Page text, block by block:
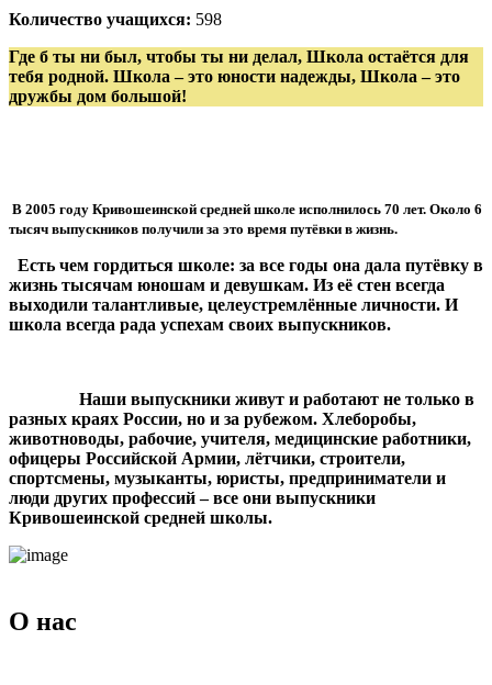
Количество учащихся: 598
Где б ты ни был, чтобы ты ни делал, Школа остаётся для
тебя родной. Школа – это юности надежды, Школа – это
дружбы дом большой!
В 2005 году Кривошеинской средней школе исполнилось 70 лет. Около 6
тысяч выпускников получили за это время путёвки в жизнь.
Есть чем гордиться школе: за все годы она дала путёвку в
жизнь тысячам юношам и девушкам. Из её стен всегда
выходили талантливые, целеустремлённые личности. И
школа всегда рада успехам своих выпускников.
Наши выпускники живут и работают не только в
разных краях России, но и за рубежом. Хлеборобы,
животноводы, рабочие, учителя, медицинские работники,
офицеры Российской Армии, лётчики, строители,
спортсмены, музыканты, юристы, предприниматели и
люди других профессий – все они выпускники
Кривошеинской средней школы.
О нас